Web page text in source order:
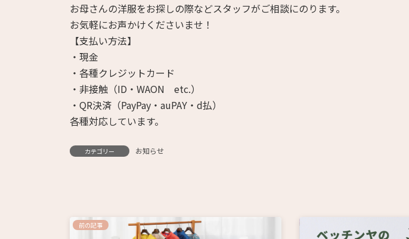
お母さんの洋服をお探しの際などスタッフがご相談にのります。
お気軽にお声かけくださいませ！
【支払い方法】
・現金
・各種クレジットカード
・非接触（ID・WAON etc.）
・QR決済（PayPay・auPAY・d払）
各種対応しています。
カテゴリー お知らせ
前の記事